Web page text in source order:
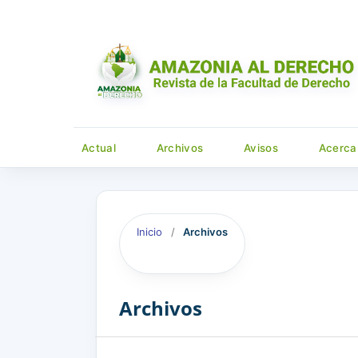
Actual Archivos Avisos
Inicio / Archivos
Archivos